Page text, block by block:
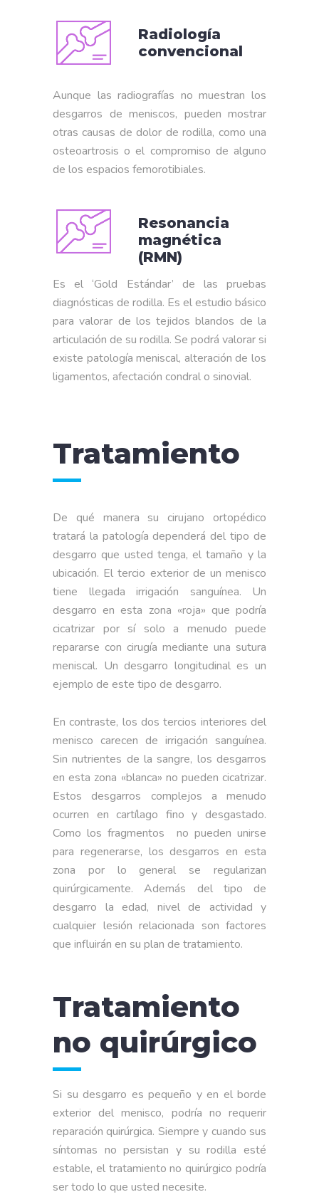
Radiología
convencional
Aunque las radiografías no muestran los
desgarros de meniscos, pueden mostrar
otras causas de dolor de rodilla, como una
osteoartrosis o el compromiso de alguno
de los espacios femorotibiales.
Resonancia
magnética
(RMN)
Es el ‘Gold Estándar’ de las pruebas
diagnósticas de rodilla. Es el estudio básico
para valorar de los tejidos blandos de la
articulación de su rodilla. Se podrá valorar si
existe patología meniscal, alteración de los
ligamentos, afectación condral o sinovial.
Tratamiento
De qué manera su cirujano ortopédico
tratará la patología dependerá del tipo de
desgarro que usted tenga, el tamaño y la
ubicación. El tercio exterior de un menisco
tiene llegada irrigación sanguínea. Un
desgarro en esta zona «roja» que podría
cicatrizar por sí solo a menudo puede
repararse con cirugía mediante una sutura
meniscal. Un desgarro longitudinal es un
ejemplo de este tipo de desgarro.
En contraste, los dos tercios interiores del
menisco carecen de irrigación sanguínea.
Sin nutrientes de la sangre, los desgarros
en esta zona «blanca» no pueden cicatrizar.
Estos desgarros complejos a menudo
ocurren en cartílago fino y desgastado.
Como los fragmentos no pueden unirse
para regenerarse, los desgarros en esta
zona por lo general se regularizan
quirúrgicamente. Además del tipo de
desgarro la edad, nivel de actividad y
cualquier lesión relacionada son factores
que influirán en su plan de tratamiento.
Tratamiento
no quirúrgico
Si su desgarro es pequeño y en el borde
exterior del menisco, podría no requerir
reparación quirúrgica. Siempre y cuando sus
síntomas no persistan y su rodilla esté
estable, el tratamiento no quirúrgico podría
ser todo lo que usted necesite.